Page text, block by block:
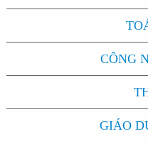
CÔNG
GIÁO